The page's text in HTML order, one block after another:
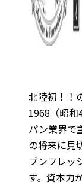
北陸初！！
1968（昭
パン業界で
の将来に見
ブンフレッ
す。資本力